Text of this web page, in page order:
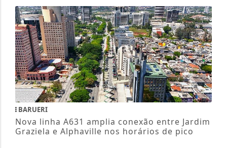
BARUERI
Nova linha A631 amplia conexão entre Jardim
Graziela e Alphaville nos horários de pico